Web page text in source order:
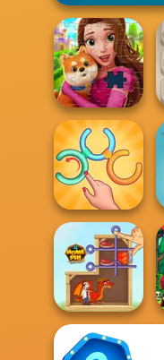
Royal Jigsaw
Untangle Rings
Master